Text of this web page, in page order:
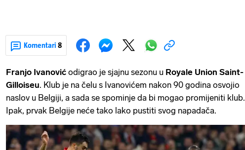
Komentari 8
Franjo Ivanović odigrao je sjajnu sezonu u Royale Union Saint-
Gilloiseu. Klub je na čelu s Ivanovićem nakon 90 godina osvojio
naslov u Belgiji, a sada se spominje da bi mogao promijeniti klub.
Ipak, prvak Belgije neće tako lako pustiti svog napadača.